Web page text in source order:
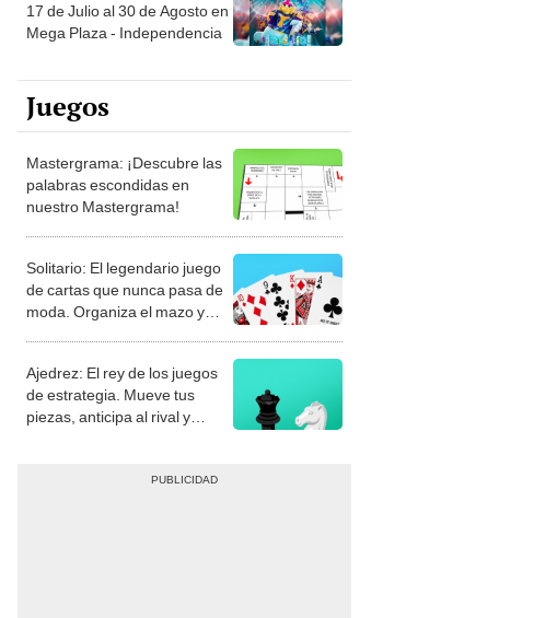
17 de Julio al 30 de Agosto en
Mega Plaza - Independencia
Juegos
Mastergrama: ¡Descubre las
palabras escondidas en
nuestro Mastergrama!
Solitario: El legendario juego
de cartas que nunca pasa de
moda. Organiza el mazo y
Ajedrez: El rey de los juegos
de estrategia. Mueve tus
piezas, anticipa al rival y